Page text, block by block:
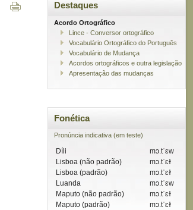
Destaques
Acordo Ortográfico
Lince - Conversor ortográfico
Vocabulário Ortográfico do Português
Vocabulário de Mudança
Acordos ortográficos e outra legislação
Apresentação das mudanças
Fonética
Pronúncia indicativa (em teste)
Díli
mɔ.tˈɛw
Lisboa (não padrão)
mɔ.tˈɛɫ
Lisboa (padrão)
mɔ.tˈɛɫ
Luanda
mɔ.tˈɛw
Maputo (não padrão)
mɔ.tˈɛɫ
Maputo (padrão)
mɔ.tˈɛɫ